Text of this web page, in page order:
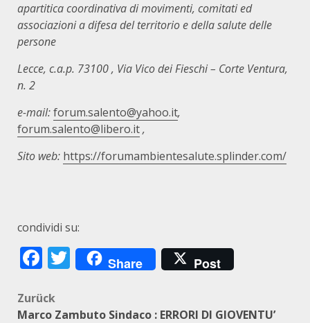
apartitica coordinativa di movimenti, comitati ed
associazioni a difesa del territorio e della salute delle
persone
Lecce, c.a.p. 73100, Via Vico dei Fieschi – Corte Ventura,
n. 2
e-mail:forum.salento@yahoo.it,
forum.salento@libero.it,
Sito web: https://forumambientesalute.splinder.com/
condividi su:
Facebook
Twitter
Share Post
Beitragsnavigation
Zurück
Marco Zambuto Sindaco : ERRORI DI GIOVENTU’